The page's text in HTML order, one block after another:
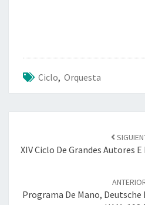
Ciclo, Orquesta
deXIV Ciclo De Grandes Autores
Programa De Mano, Deutsche